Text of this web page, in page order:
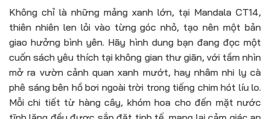
Không chỉ là những mảng xanh lớn, tại Mandala CT14,
thiên nhiên len lỏi vào từng góc nhỏ, tạo nên một bản
giao hưởng bình yên. Hãy hình dung bạn đang đọc một
cuốn sách yêu thích tại không gian thư giãn, với tầm nhìn
mở ra vườn cảnh quan xanh mướt, hay nhâm nhi ly cà
phê sáng bên hồ bơi ngoài trời trong tiếng chim hót líu lo.
Mỗi chi tiết từ hàng cây, khóm hoa cho đến mặt nước